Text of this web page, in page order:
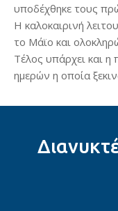
υποδέχθηκε τους
Η καλοκαιρινή
το Μάϊο και
Τέλος υπάρχει και η
ημερών η οποία